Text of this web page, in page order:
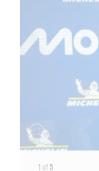
1 of 5